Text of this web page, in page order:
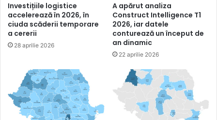
Investițiile logistice
accelerează în 2026, în
ciuda scăderii temporare
a cererii
28 aprilie 2026
A apărut analiza
Construct Intelligence T1
2026, iar datele
conturează un început de
an dinamic
22 aprilie 2026